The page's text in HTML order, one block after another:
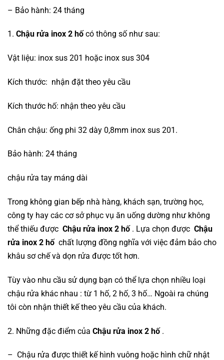
– Bảo hành: 24 tháng
1. Chậu rửa inox 2 hố có thông số như sau:
Vật liệu: inox sus 201 hoặc inox sus 304
Kích thước: nhận đặt theo yêu cầu
Kích thước hố: nhận theo yêu cầu
Chân chậu: ống phi 32 dày 0,8mm inox sus 201.
Bảo hành: 24 tháng
chậu rửa tay máng dài
Trong không gian bếp nhà hàng, khách sạn, trường học,
công ty hay các cơ sở phục vụ ăn uống dường như không
thể thiếu được Chậu rửa inox 2 hố . Lựa chọn được Chậu
rửa inox 2 hố chất lượng đồng nghĩa với việc đảm bảo cho
khâu sơ chế và dọn rửa được tốt hơn.
Tùy vào nhu cầu sử dụng bạn có thể lựa chọn nhiều loại
chậu rửa khác nhau : từ 1 hố, 2 hố, 3 hố… Ngoài ra chúng
tôi còn nhận thiết kế theo yêu cầu của khách.
2. Những đặc điểm của Chậu rửa inox 2 hố .
– Chậu rửa được thiết kế hình vuông hoặc hình chữ nhật